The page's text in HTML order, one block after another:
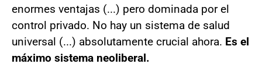
enormes ventajas (...) pero dominada por el
control privado. No hay un sistema de salud
universal (...) absolutamente crucial ahora. Es el
máximo sistema neoliberal.